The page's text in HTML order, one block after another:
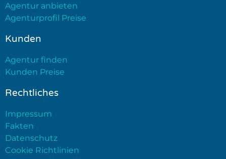
Agentur anbieten
Agenturprofil Preise
Kunden
Agentur finden
Kunden Preise
Rechtliches
Impressum
Fakten
Datenschutz
Cookie Richtlinien